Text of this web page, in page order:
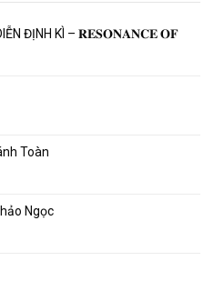
DIỄN ĐỊNH KÌ – 𝐑𝐄𝐒𝐎𝐍𝐀𝐍𝐂𝐄 𝐎𝐅
Toàn
Ngọc